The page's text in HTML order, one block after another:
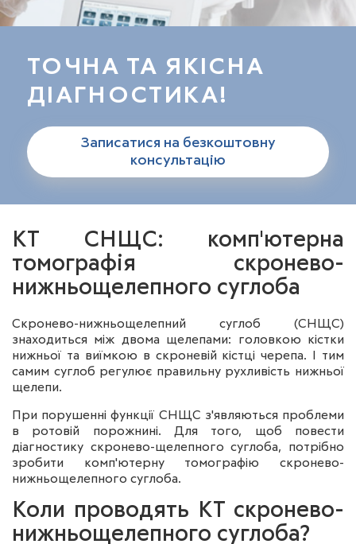
ТОЧНА ТА ЯКІСНА
ДІАГНОСТИКА!
Записатися на безкоштовну
консультацію
КТ СНЩС: комп'ютерна
томографія скронево-
нижньощелепного суглоба
Скронево-нижньощелепний суглоб (СНЩС)
знаходиться між двома щелепами: головкою кістки
нижньої та виїмкою в скроневій кістці черепа. І тим
самим суглоб регулює правильну рухливість нижньої
щелепи.
При порушенні функції СНЩС з'являються проблеми
в ротовій порожнині. Для того, щоб повести
діагностику скронево-щелепного суглоба, потрібно
зробити комп'ютерну томографію скронево-
нижньощелепного суглоба.
Коли проводять КТ скронево-
нижньощелепного суглоба?